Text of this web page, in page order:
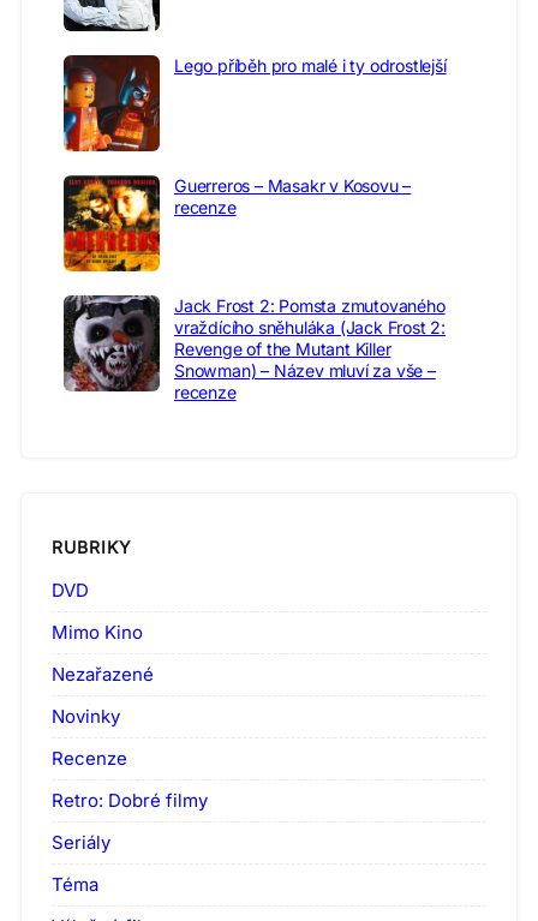
Lego příběh pro malé i ty odrostlejší
Guerreros – Masakr v Kosovu –
recenze
Jack Frost 2: Pomsta zmutovaného
vraždícího sněhuláka (Jack Frost 2:
Revenge of the Mutant Killer
Snowman) – Název mluví za vše –
recenze
RUBRIKY
DVD
Mimo Kino
Nezařazené
Novinky
Recenze
Retro: Dobré filmy
Seriály
Téma